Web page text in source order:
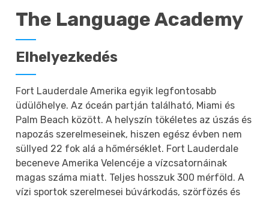
The Language Academy
Elhelyezkedés
Fort Lauderdale Amerika egyik legfontosabb
üdülőhelye. Az óceán partján található, Miami és
Palm Beach között. A helyszín tökéletes az úszás és
napozás szerelmeseinek, hiszen egész évben nem
süllyed 22 fok alá a hőmérséklet. Fort Lauderdale
beceneve Amerika Velencéje a vízcsatornáinak
magas száma miatt. Teljes hosszuk 300 mérföld. A
vízi sportok szerelmesei búvárkodás, szörfözés és